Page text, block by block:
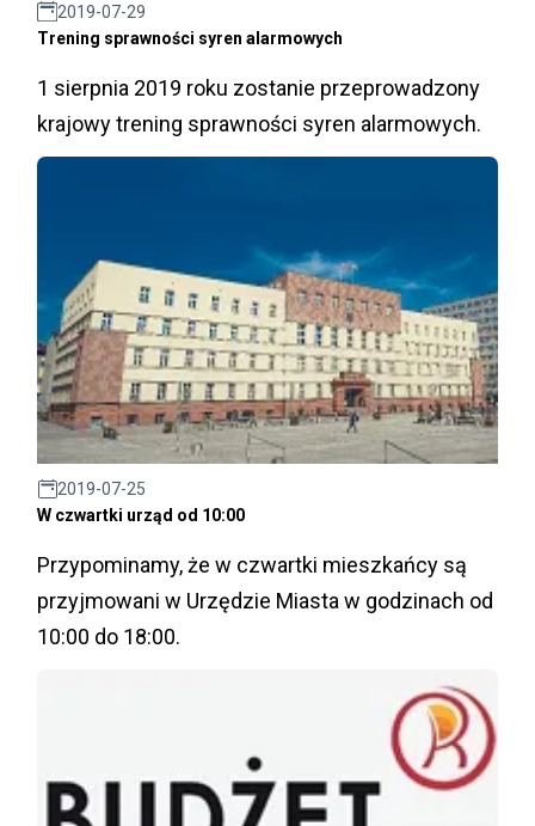
2019-07-29
Trening sprawności syren alarmowych
1 sierpnia 2019 roku zostanie przeprowadzony
krajowy trening sprawności syren alarmowych.
2019-07-25
W czwartki urząd od 10:00
Przypominamy, że w czwartki mieszkańcy są
przyjmowani w Urzędzie Miasta w godzinach od
10:00 do 18:00.